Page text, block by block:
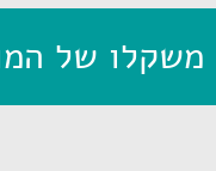
משקלו של